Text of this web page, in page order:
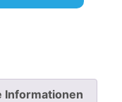
Informationen